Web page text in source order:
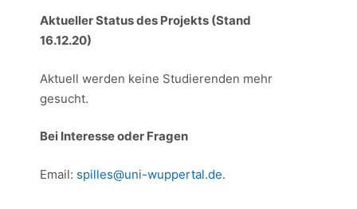
Aktueller Status des Projekts (Stand
16.12.20)
Aktuell werden keine Studierenden mehr
gesucht.
Bei Interesse oder Fragen
Email: spilles@uni-wuppertal.de.